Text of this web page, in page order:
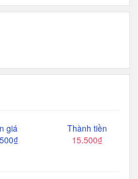
giá
Thành tiền
15.500₫